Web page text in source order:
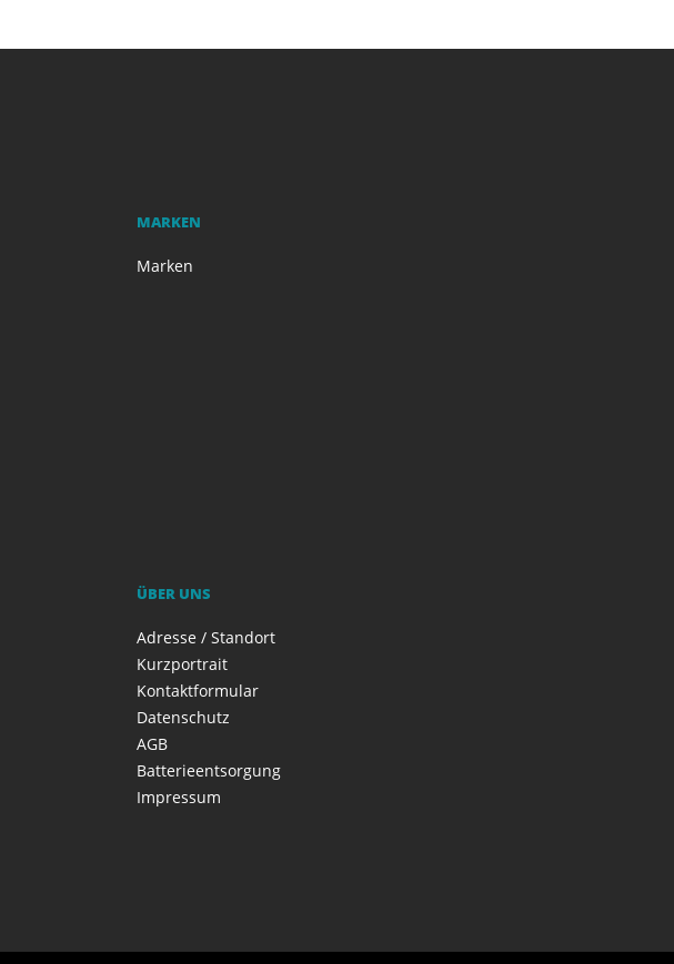
MARKEN
Marken
ÜBER UNS
Adresse / Standort
Kurzportrait
Kontaktformular
Datenschutz
AGB
Batterieentsorgung
Impressum